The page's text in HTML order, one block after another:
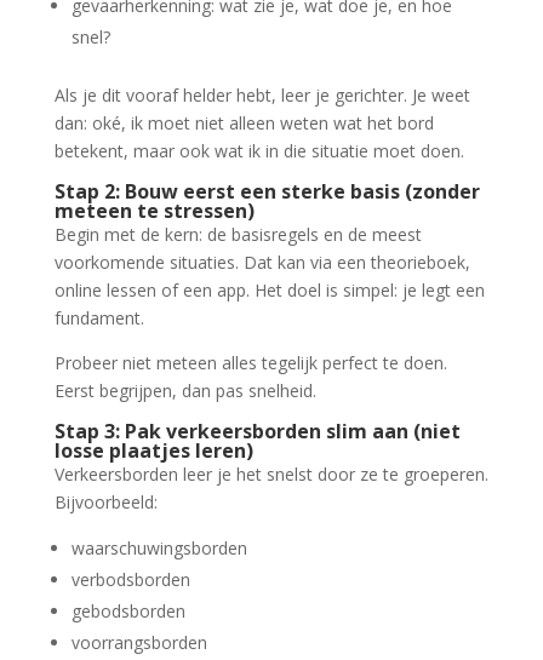
gevaarherkenning: wat zie je, wat doe je, en hoe
snel?
Als je dit vooraf helder hebt, leer je gerichter. Je weet
dan: oké, ik moet niet alleen weten wat het bord
betekent, maar ook wat ik in die situatie moet doen.
Stap 2: Bouw eerst een sterke basis (zonder
meteen te stressen)
Begin met de kern: de basisregels en de meest
voorkomende situaties. Dat kan via een theorieboek,
online lessen of een app. Het doel is simpel: je legt een
fundament.
Probeer niet meteen alles tegelijk perfect te doen.
Eerst begrijpen, dan pas snelheid.
Stap 3: Pak verkeersborden slim aan (niet
losse plaatjes leren)
Verkeersborden leer je het snelst door ze te groeperen.
Bijvoorbeeld:
waarschuwingsborden
verbodsborden
gebodsborden
voorrangsborden